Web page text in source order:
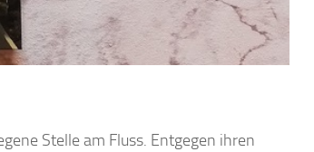
Stelle am Fluss. Entgegen ihren